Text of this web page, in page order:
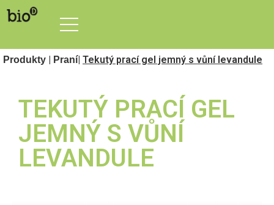
Produkty | Praní| Tekutý prací gel jemný s vůní levandule
TEKUTÝ PRACÍ GEL
JEMNÝ S VŮNÍ
LEVANDULE